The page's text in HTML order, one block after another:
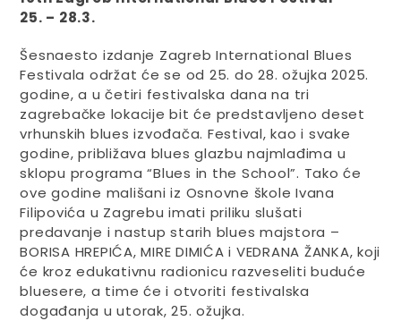
25. – 28.3.
Šesnaesto izdanje Zagreb International Blues
Festivala održat će se od 25. do 28. ožujka 2025.
godine, a u četiri festivalska dana na tri
zagrebačke lokacije bit će predstavljeno deset
vrhunskih blues izvođača. Festival, kao i svake
godine, približava blues glazbu najmlađima u
sklopu programa “Blues in the School”. Tako će
ove godine mališani iz Osnovne škole Ivana
Filipovića u Zagrebu imati priliku slušati
predavanje i nastup starih blues majstora –
BORISA HREPIĆA, MIRE DIMIĆA i VEDRANA ŽANKA, koji
će kroz edukativnu radionicu razveseliti buduće
bluesere, a time će i otvoriti festivalska
događanja u utorak, 25. ožujka.